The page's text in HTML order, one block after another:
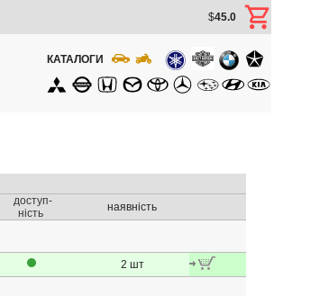
$45.0
КАТАЛОГИ
доступ-
ність
наявність
2 шт